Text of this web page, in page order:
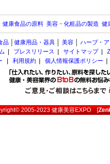
健康食品の原料 美容・化粧品の製造 健
品 健康用品・器具 美容 ハーブ・
プレスリリース サイトマップ|
利用規約 個人情報保護ポリシー
2005-2023健康美容EXPO[